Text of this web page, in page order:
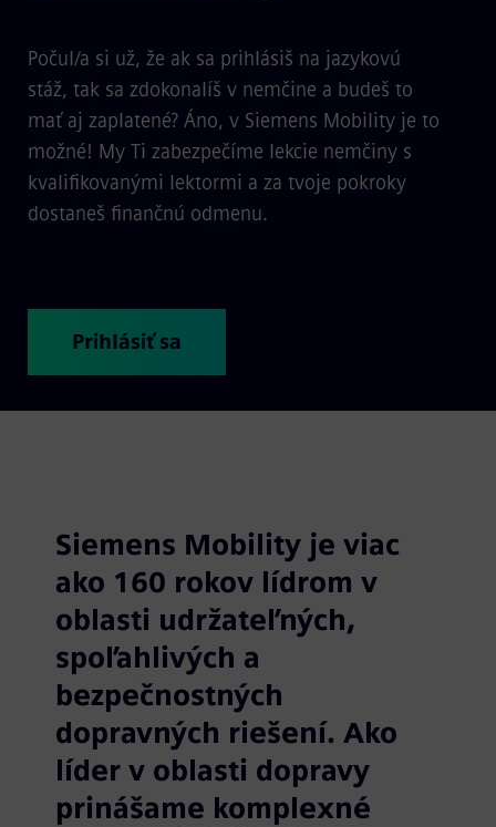
Počul/a si už, že ak sa prihlásiš na jazykovú
stáž, tak sa zdokonalíš v nemčine a budeš to
mať aj zaplatené? Áno, v Siemens Mobility je to
možné! My Ti zabezpečíme lekcie nemčiny s
kvalifikovanými lektormi a za tvoje pokroky
dostaneš finančnú odmenu.
Prihlásiť sa
Siemens Mobility je viac
ako 160 rokov lídrom v
oblasti udržateľných,
spoľahlivých a
bezpečnostných
dopravných riešení. Ako
líder v oblasti dopravy
prinášame komplexné